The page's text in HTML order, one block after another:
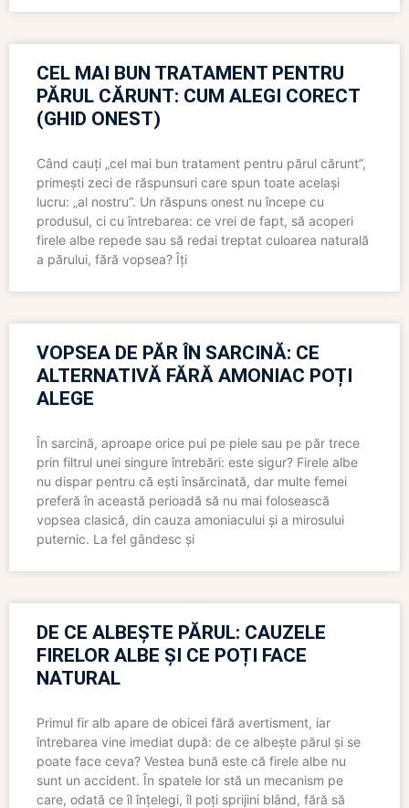
CEL MAI BUN TRATAMENT PENTRU
PĂRUL CĂRUNT: CUM ALEGI CORECT
(GHID ONEST)
Când cauți „cel mai bun tratament pentru părul cărunt”,
primești zeci de răspunsuri care spun toate același
lucru: „al nostru”. Un răspuns onest nu începe cu
produsul, ci cu întrebarea: ce vrei de fapt, să acoperi
firele albe repede sau să redai treptat culoarea naturală
a părului, fără vopsea? Îți
VOPSEA DE PĂR ÎN SARCINĂ: CE
ALTERNATIVĂ FĂRĂ AMONIAC POȚI
ALEGE
În sarcină, aproape orice pui pe piele sau pe păr trece
prin filtrul unei singure întrebări: este sigur? Firele albe
nu dispar pentru că ești însărcinată, dar multe femei
preferă în această perioadă să nu mai folosească
vopsea clasică, din cauza amoniacului și a mirosului
puternic. La fel gândesc și
DE CE ALBEȘTE PĂRUL: CAUZELE
FIRELOR ALBE ȘI CE POȚI FACE
NATURAL
Primul fir alb apare de obicei fără avertisment, iar
întrebarea vine imediat după: de ce albește părul și se
poate face ceva? Vestea bună este că firele albe nu
sunt un accident. În spatele lor stă un mecanism pe
care, odată ce îl înțelegi, îl poți sprijini blând, fără să